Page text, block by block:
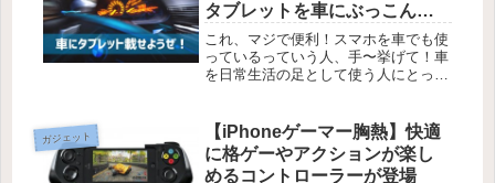
タブレットを車にぶっこんで
みた。
これ、マジで便利！スマホを車でも使
っているっていう人、手〜挙げて！車
を日常生活の足として使う人にとっ
ビなんて普段行かない場所に向かうと
きくらいしか用なんてないですよね。
日常...
ガジェット
【iPhoneゲーマー胸熱】快適
に格ゲーやアクションが楽し
めるコントローラーが登場